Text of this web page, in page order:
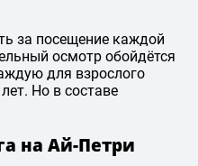
за посещение каждой
осмотр обойдётся
для взрослого
Но в составе
на Ай-Петри